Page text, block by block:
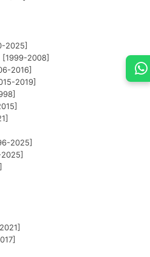
2025]
[1999-2008]
2016]
2019]
2025]